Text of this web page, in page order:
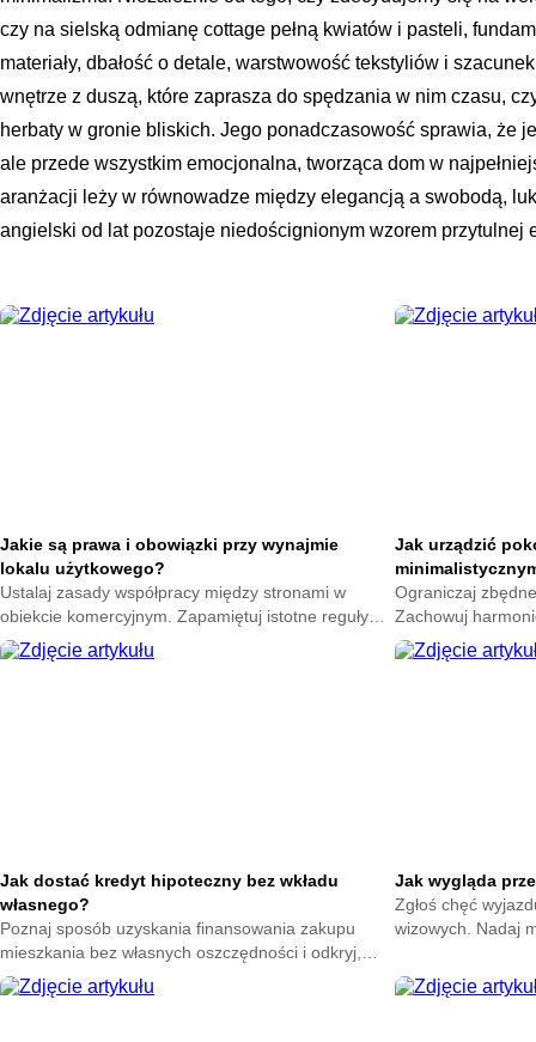
czy na sielską odmianę cottage pełną kwiatów i pasteli,
materiały, dbałość o detale, warstwowość tekstyliów i
wnętrze z duszą, które zaprasza do spędzania w nim czasu,
herbaty w gronie bliskich. Jego ponadczasowość sprawia, że
ale przede wszystkim emocjonalna, tworząca dom w
aranżacji leży w równowadze między elegancją a swobodą,
angielski od lat pozostaje niedoścignionym wzorem przytulnej
Jakie są prawa i obowiązki przy wynajmie
lokalu użytkowego?
Ustalaj zasady współpracy między stronami w
obiekcie komercyjnym. Zapamiętuj istotne reguły
najmu. Dbaj o własne interesy oraz spokój w firmie
teraz.
Jak urządzić
Ograniczaj
Zachowuj
sypialni.
swoim mieszkaniu.
Jak dostać kredyt hipoteczny bez wkładu
własnego?
Poznaj sposób uzyskania finansowania zakupu
mieszkania bez własnych oszczędności i odkryj,
jakie warunki trzeba spełnić, by skorzystać z takiej
możliwości. Zdobądź jasne wprowadzenie do
Jak wygląda
Zgłoś chęć
wizowych. Nadaj
Ciebie stanie.